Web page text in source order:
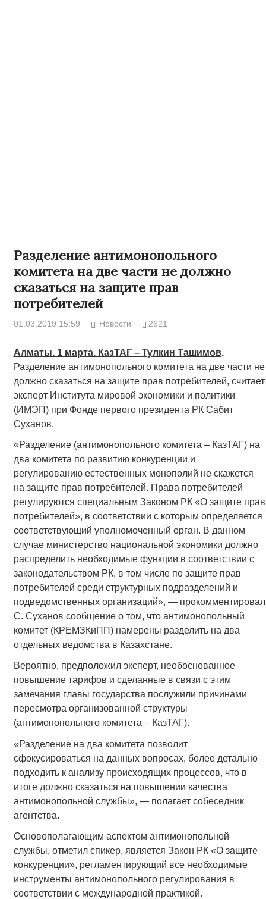
Разделение антимонопольного
комитета на две части не должно
сказаться на защите прав
потребителей
01.03.2019 15:59 Новости 2621
Алматы. 1 марта. КазТАГ – Тулкин Ташимов.
Разделение антимонопольного комитета на две части не
должно сказаться на защите прав потребителей, считает
эксперт Института мировой экономики и политики
(ИМЭП) при Фонде первого президента РК Сабит
Суханов.
«Разделение (антимонопольного комитета – КазТАГ) на
два комитета по развитию конкуренции и
регулированию естественных монополий не скажется
на защите прав потребителей. Права потребителей
регулируются специальным Законом РК «О защите прав
потребителей», в соответствии с которым определяется
соответствующий уполномоченный орган. В данном
случае министерство национальной экономики должно
распределить необходимые функции в соответствии с
законодательством РК, в том числе по защите прав
потребителей среди структурных подразделений и
подведомственных организаций», — прокомментировал
С. Суханов сообщение о том, что антимонопольный
комитет (КРЕМЗКиПП) намерены разделить на два
отдельных ведомства в Казахстане.
Вероятно, предположил эксперт, необоснованное
повышение тарифов и сделанные в связи с этим
замечания главы государства послужили причинами
пересмотра организованной структуры
(антимонопольного комитета – КазТАГ).
«Разделение на два комитета позволит
сфокусироваться на данных вопросах, более детально
подходить к анализу происходящих процессов, что в
итоге должно сказаться на повышении качества
антимонопольной службы», — полагает собеседник
агентства.
Основополагающим аспектом антимонопольной
службы, отметил спикер, является Закон РК «О защите
конкуренции», регламентирующий все необходимые
инструменты антимонопольного регулирования в
соответствии с международной практикой.